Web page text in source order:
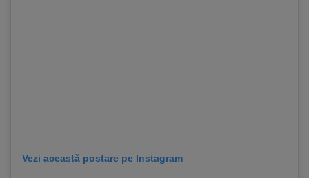
Vezi această postare pe Instagram